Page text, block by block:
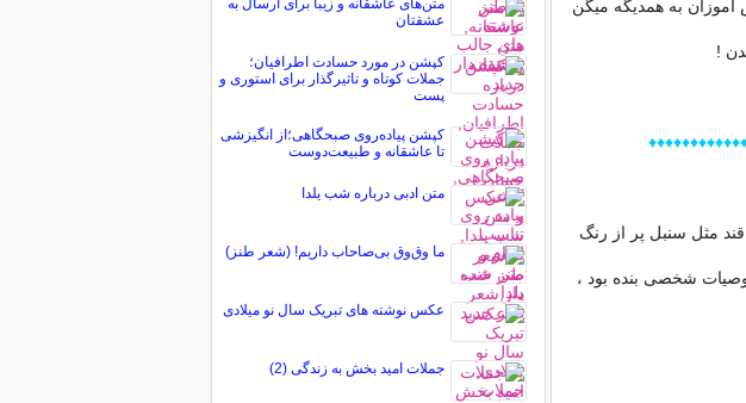
به همدیگه میگن
!
مثل سنبل پر از رنگ
شخصی بنده بود ،
متن‌های عاشقانه و زیبا برای ارسال به
عشقتان
کپشن در مورد حسادت اطرافیان؛
جملات کوتاه و تاثیرگذار برای استوری و
پست
کپشن پیاده‌روی صبحگاهی؛از انگیزشی
تا عاشقانه و طبیعت‌دوست
متن ادبی درباره شب یلدا
ما وق‌وق بی‌صاحاب داریم! (شعر طنز)
عکس نوشته های تبریک سال نو میلادی
جملات امید بخش به زندگی (2)